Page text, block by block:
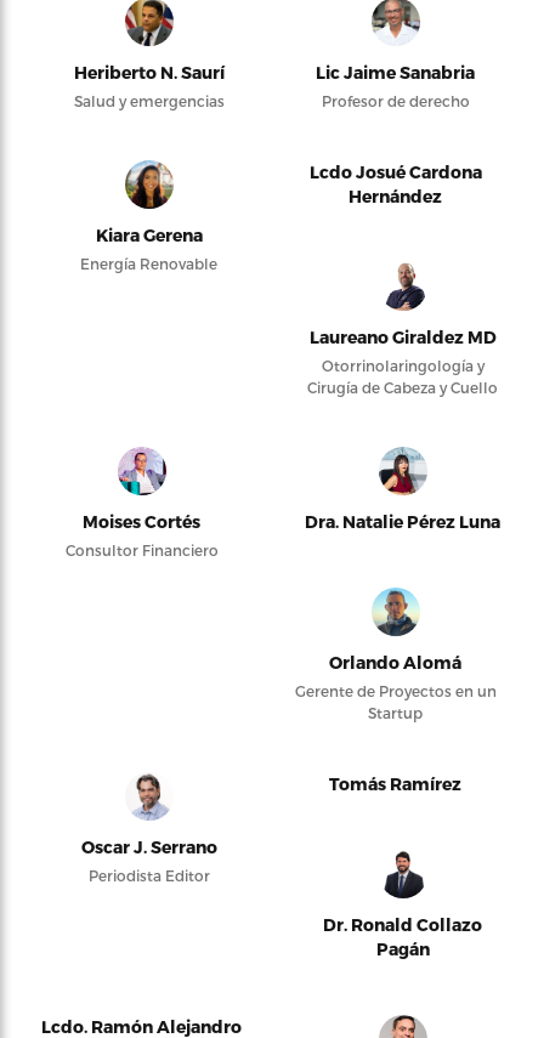
Heriberto N. Saurí
Salud y emergencias
Lic Jaime Sanabria
Profesor de derecho
Kiara Gerena
Energía Renovable
Lcdo Josué Cardona
Hernández
Laureano Giraldez MD
Otorrinolaringología y
Cirugía de Cabeza y Cuello
Moises Cortés
Consultor Financiero
Dra. Natalie Pérez Luna
Orlando Alomá
Gerente de Proyectos en un
Startup
Oscar J. Serrano
Periodista Editor
Tomás Ramírez
Dr. Ronald Collazo
Pagán
Lcdo. Ramón Alejandro